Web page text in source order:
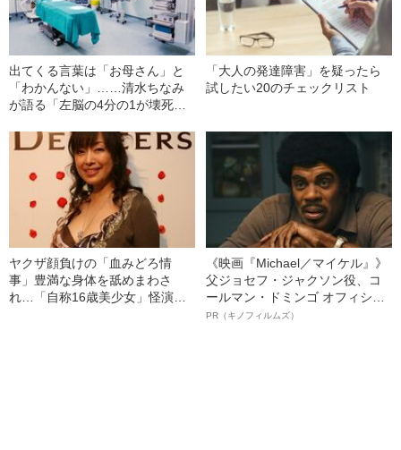
出てくる言葉は「お母さん」と
「わかんない」……清水ちなみ
が語る「左脳の4分の1が壊死し
「大人の発達障害」を疑ったら
試したい20のチェックリスト
ヤクザ顔負けの「血みどろ情
事」豊満な身体を舐めまわさ
れ…「自称16歳美少女」怪演
《映画『Michael／マイケル』》
父ジョセフ・ジャクソン役、コ
ールマン・ドミンゴ オフィシャ
ルインタビュー“観客を魅了した
PR（キノフィルムズ）